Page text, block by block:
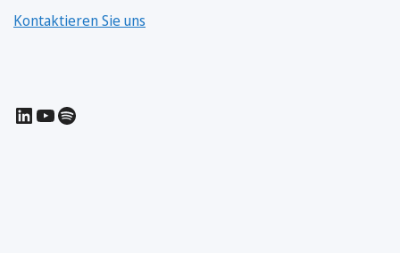
Kontaktieren Sie uns
LinkedIn
YouTube
Spotify